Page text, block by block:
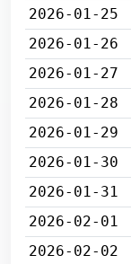
2026-01-25
2026-01-26
2026-01-27
2026-01-28
2026-01-29
2026-01-30
2026-01-31
2026-02-01
2026-02-02